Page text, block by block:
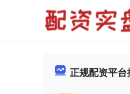
正规配资平台